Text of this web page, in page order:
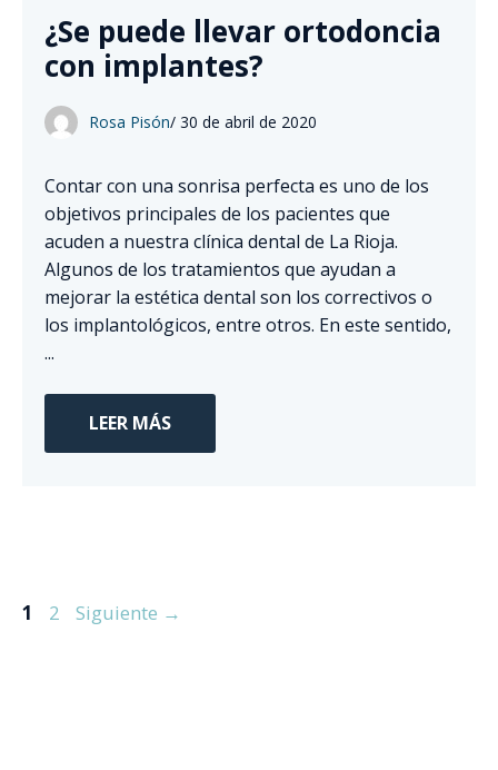
¿Se puede llevar ortodoncia
con implantes?
Rosa Pisón/ 30 de abril de 2020
Contar con una sonrisa perfecta es uno de los
objetivos principales de los pacientes que
acuden a nuestra clínica dental de La Rioja.
Algunos de los tratamientos que ayudan a
mejorar la estética dental son los correctivos o
los implantológicos, entre otros. En este sentido,
...
LEER MÁS
Página
1 Página
2 Siguiente →